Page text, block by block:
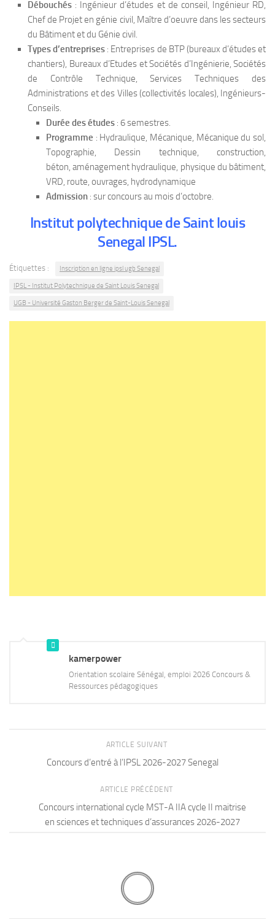
Débouchés : Ingénieur d’études et de conseil, Ingénieur RD,
Chef de Projet en génie civil, Maître d’oeuvre dans les secteurs
du Bâtiment et du Génie civil.
Types d’entreprises : Entreprises de BTP (bureaux d’études et
chantiers), Bureaux d’Etudes et Sociétés d’Ingénierie, Sociétés
de Contrôle Technique, Services Techniques des
Administrations et des Villes (collectivités locales), Ingénieurs-
Conseils.
Durée des études : 6 semestres.
Programme : Hydraulique, Mécanique, Mécanique du sol,
Topographie, Dessin technique, construction,
béton, aménagement hydraulique, physique du bâtiment,
VRD, route, ouvrages, hydrodynamique
Admission : sur concours au mois d’octobre.
Institut polytechnique de Saint louis
Senegal IPSL.
Étiquettes : Inscription en ligne ipsl ugb Senegal
IPSL - Institut Polytechnique de Saint Louis Senegal
UGB - Université Gaston Berger de Saint-Louis Senegal
kamerpower
Orientation scolaire Sénégal, emploi 2026 Concours &
Ressources pédagogiques
ARTICLE SUIVANT
Concours d’entré à l’IPSL 2026-2027 Senegal
ARTICLE PRÉCÉDENT
Concours international cycle MST-A IIA cycle II maitrise
en sciences et techniques d’assurances 2026-2027